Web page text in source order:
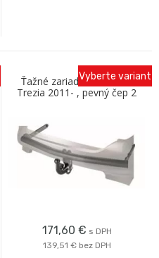
Ťažné zariadenie Subaru
Trezia 2011- , pevný čep 2
šrouby, Westfalia
171,60 € s DPH
139,51 € bez DPH
Vyberte variant